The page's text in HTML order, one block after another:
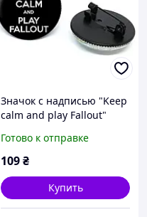
Значок с надписью "Keep
calm and play Fallout"
Готово к отправке
109₴
Купить